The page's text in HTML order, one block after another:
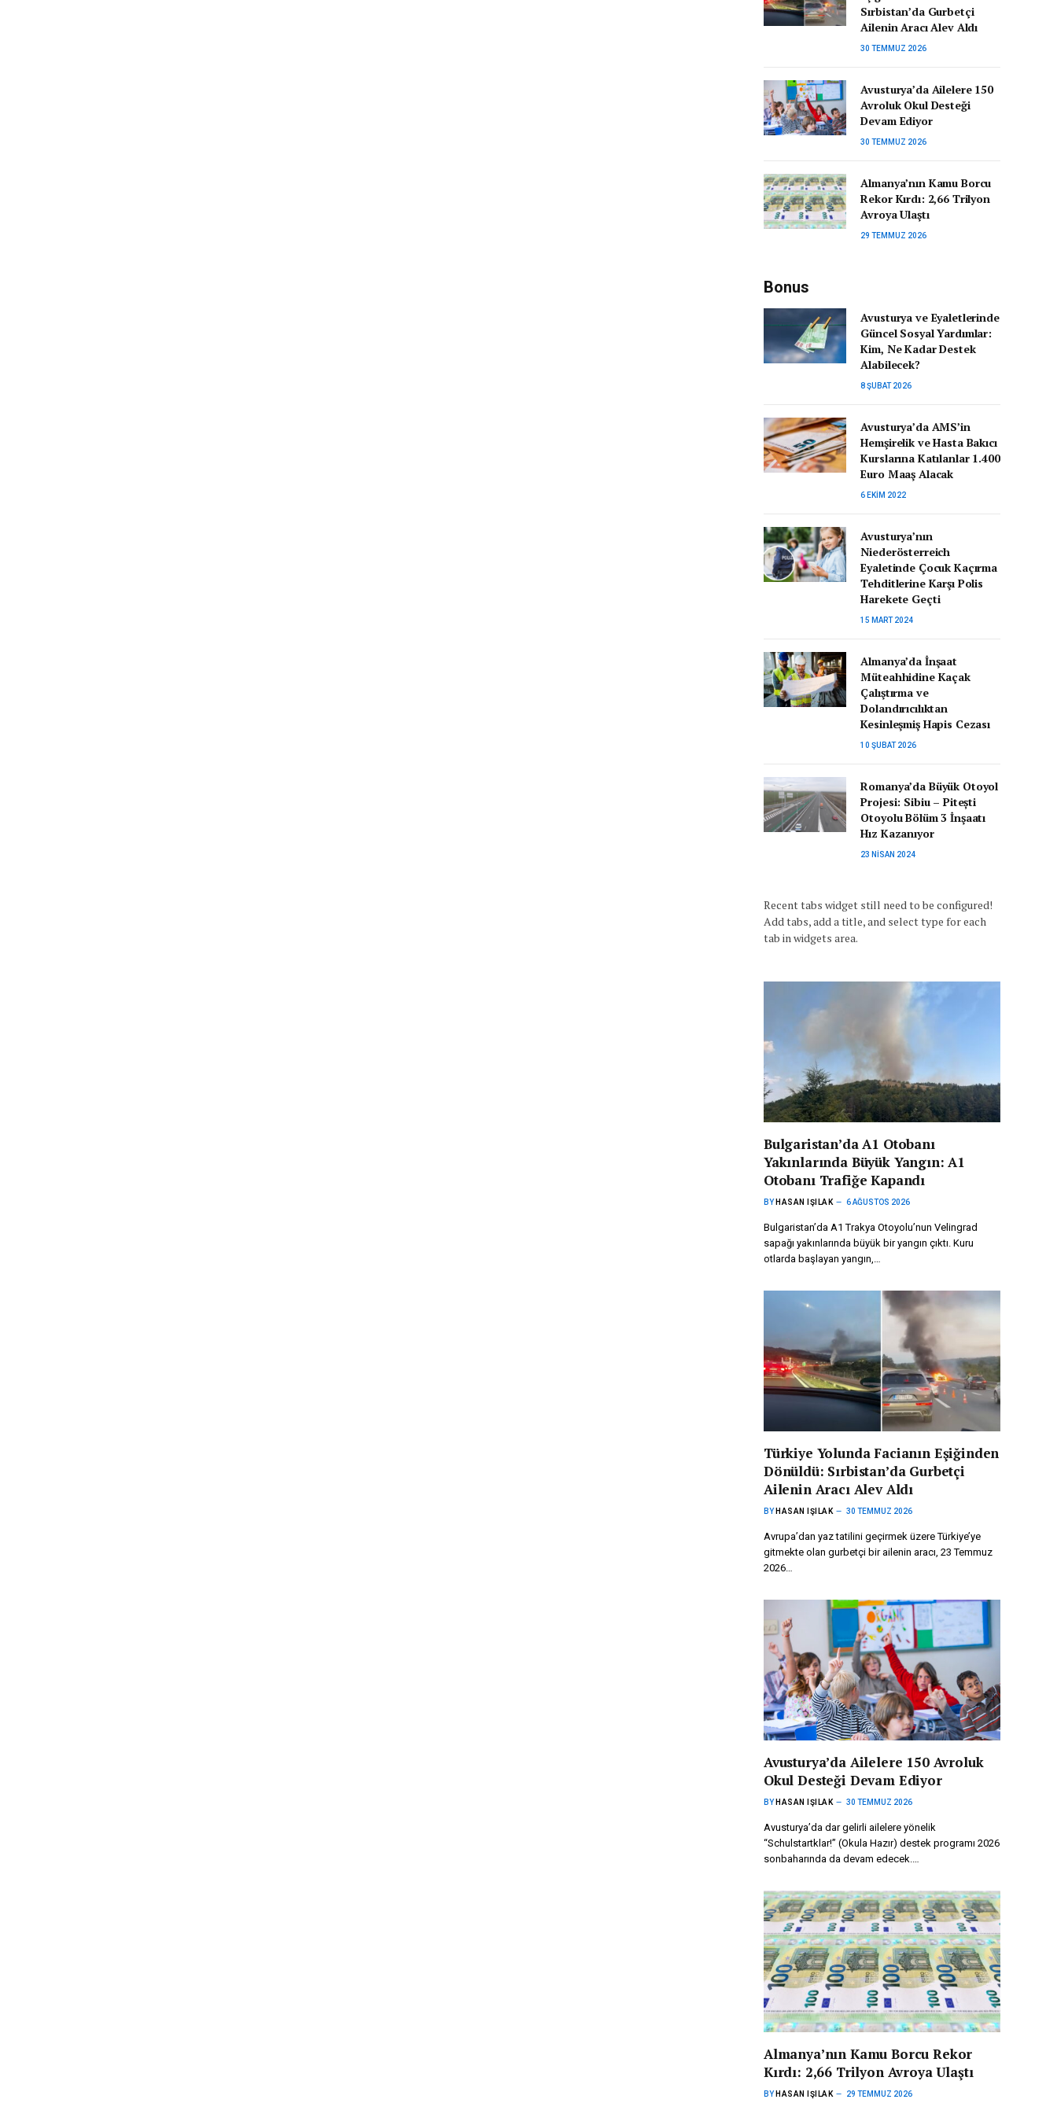
Sırbistan’da Gurbetçi
Ailenin Aracı Alev Aldı
30 TEMMUZ 2026
Avusturya’da Ailelere 150
Avroluk Okul Desteği
Devam Ediyor
30 TEMMUZ 2026
Almanya’nın Kamu Borcu
Rekor Kırdı: 2,66 Trilyon
Avroya Ulaştı
29 TEMMUZ 2026
Bonus
Avusturya ve Eyaletlerinde
Güncel Sosyal Yardımlar:
Kim, Ne Kadar Destek
Alabilecek?
8 ŞUBAT 2026
Avusturya’da AMS’in
Hemşirelik ve Hasta Bakıcı
Kurslarına Katılanlar 1.400
Euro Maaş Alacak
6 EKIM 2022
Avusturya’nın
Niederösterreich
Eyaletinde Çocuk Kaçırma
Tehditlerine Karşı Polis
Harekete Geçti
15 MART 2024
Almanya’da İnşaat
Müteahhidine Kaçak
Çalıştırma ve
Dolandırıcılıktan
Kesinleşmiş Hapis Cezası
10 ŞUBAT 2026
Romanya’da Büyük Otoyol
Projesi: Sibiu – Pitești
Otoyolu Bölüm 3 İnşaatı
Hız Kazanıyor
23 NISAN 2024
Recent tabs widget still need to be configured!
Add tabs, add a title, and select type for each
tab in widgets area.
Bulgaristan’da A1 Otobanı
Yakınlarında Büyük Yangın: A1
Otobanı Trafiğe Kapandı
BY HASAN IŞILAK 6 AĞUSTOS 2026
Bulgaristan’da A1 Trakya Otoyolu’nun Velingrad
sapağı yakınlarında büyük bir yangın çıktı. Kuru
otlarda başlayan yangın,…
Türkiye Yolunda Facianın Eşiğinden
Dönüldü: Sırbistan’da Gurbetçi
Ailenin Aracı Alev Aldı
BY HASAN IŞILAK 30 TEMMUZ 2026
Avrupa’dan yaz tatilini geçirmek üzere Türkiye’ye
gitmekte olan gurbetçi bir ailenin aracı, 23 Temmuz
2026…
Avusturya’da Ailelere 150 Avroluk
Okul Desteği Devam Ediyor
BY HASAN IŞILAK 30 TEMMUZ 2026
Avusturya’da dar gelirli ailelere yönelik
“Schulstartklar!” (Okula Hazır) destek programı 2026
sonbaharında da devam edecek.…
Almanya’nın Kamu Borcu Rekor
Kırdı: 2,66 Trilyon Avroya Ulaştı
BY HASAN IŞILAK 29 TEMMUZ 2026